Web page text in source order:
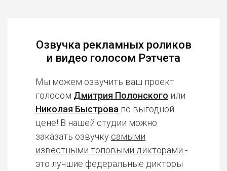
Озвучка рекламных роликов
и видео голосом Рэтчета
Мы можем озвучить ваш проект
голосом Дмитрия Полонского или
Николая Быстрова по выгодной
цене! В нашей студии можно
заказать озвучку самыми
известными топовыми дикторами -
это лучшие федеральные дикторы